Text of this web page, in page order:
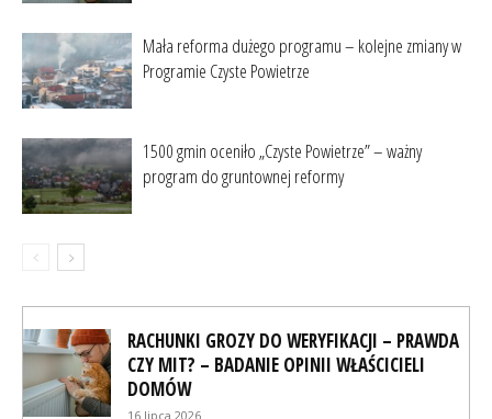
Mała reforma dużego programu – kolejne zmiany w
Programie Czyste Powietrze
1500 gmin oceniło „Czyste Powietrze” – ważny
program do gruntownej reformy
RACHUNKI GROZY DO WERYFIKACJI – PRAWDA
CZY MIT? – BADANIE OPINII WŁAŚCICIELI
DOMÓW
16 lipca 2026